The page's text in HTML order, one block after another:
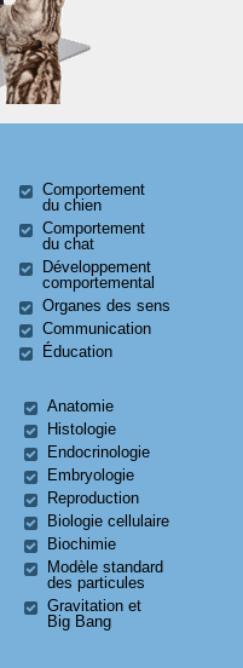
Comportement
du chien
Comportement
du chat
Développement
comportemental
Organes des sens
Communication
Éducation
Anatomie
Histologie
Endocrinologie
Embryologie
Reproduction
Biologie cellulaire
Biochimie
Modèle standard
des particules
Gravitation et
Big Bang